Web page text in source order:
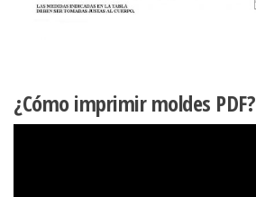
¿Cómo imprimir moldes PDF?